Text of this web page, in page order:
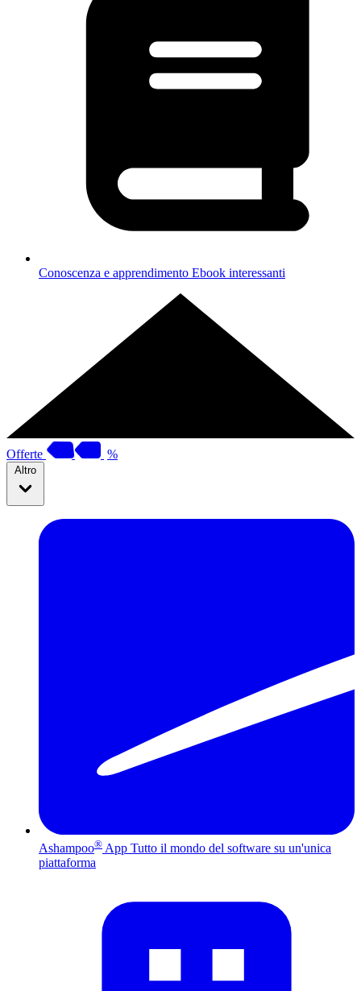
Conoscenza e apprendimento Ebook interessanti
Offerte %
Altro
Ashampoo® App Tutto il mondo del software su un'unica
piattaforma